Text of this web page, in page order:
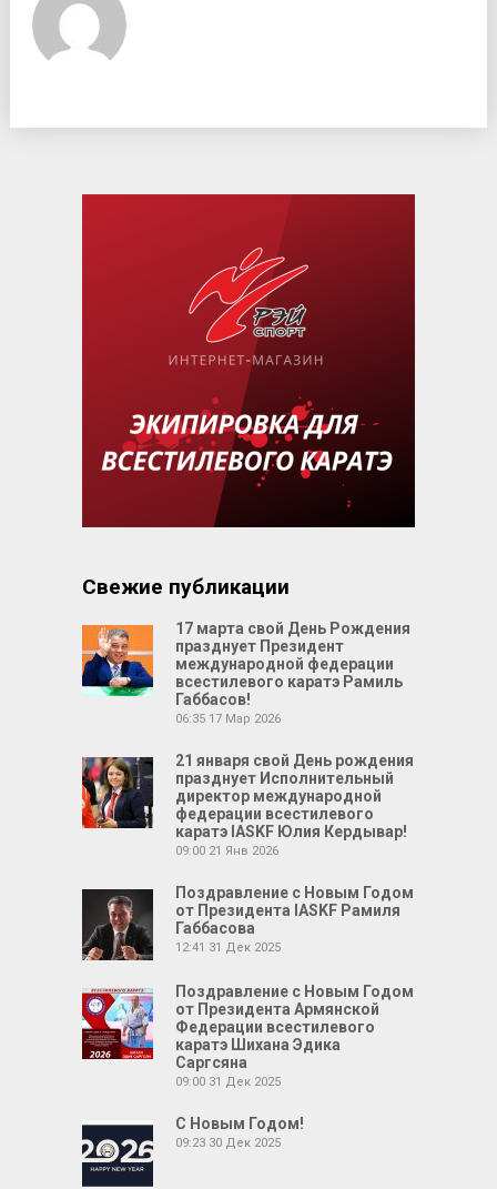
Свежие публикации
17 марта свой День Рождения
празднует Президент
международной федерации
всестилевого каратэ Рамиль
Габбасов!
06:35 17 Мар 2026
21 января свой День рождения
празднует Исполнительный
директор международной
федерации всестилевого
каратэ IASKF Юлия Кердывар!
09:00 21 Янв 2026
Поздравление с Новым Годом
от Президента IASKF Рамиля
Габбасова
12:41 31 Дек 2025
Поздравление с Новым Годом
от Президента Армянской
Федерации всестилевого
каратэ Шихана Эдика
Саргсяна
09:00 31 Дек 2025
С Новым Годом!
09:23 30 Дек 2025